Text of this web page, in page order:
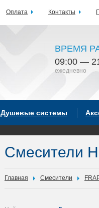
ВРЕМЯ
09:00 —
ежедневно
Душевые системы
Смесители
Главная Смесители
Оплата Контакты